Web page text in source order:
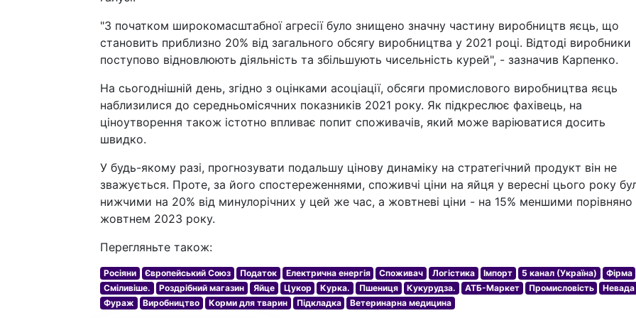
"З початком широкомасштабної агресії було знищено значну частину виробництв яєць, що
становить приблизно 20% від загального обсягу виробництва у 2021 році. Відтоді виробники
поступово відновлюють діяльність та збільшують чисельність курей", - зазначив Карпенко.
На сьогоднішній день, згідно з оцінками асоціації, обсяги промислового виробництва яєць
наблизилися до середньомісячних показників 2021 року. Як підкреслює фахівець, на
ціноутворення також істотно впливає попит споживачів, який може варіюватися досить
швидко.
У будь-якому разі, прогнозувати подальшу цінову динаміку на стратегічний продукт він не
зважується. Проте, за його спостереженнями, споживчі ціни на яйця у вересні цього року
нижчими на 20% від минулорічних у цей же час, а жовтневі ціни - на 15% меншими порівняно
жовтнем 2023 року.
Перегляньте також:
Росіяни Європейський Союз Податок Електрична енергія Споживач Логістика Імпорт 5 канал (Україна)
Фірма
Сміливіше.
Роздрібний магазин Яйце Цукор Курка. Пшениця Кукурудза. АТБ-Маркет Промисловість
Невада
Фураж
Виробництво Корми для тварин Підкладка Ветеринарна медицина